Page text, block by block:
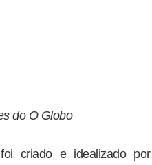
do O Globo
criado e idealizado